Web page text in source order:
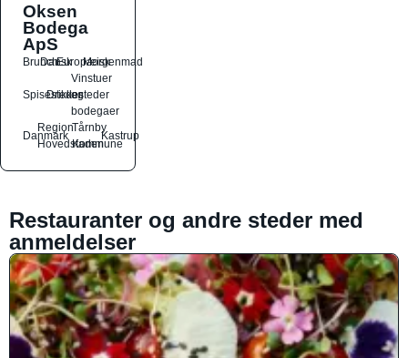
Oksen
Bodega
ApS
Brunch
DanskEuropæiskMorgenmad
Spisesteder
Drikkesteder
Vinstuer
og
bodegaer
Danmark
Region
Hovedstaden
Tårnby
Kommune
Kastrup
Restauranter og andre steder med
anmeldelser